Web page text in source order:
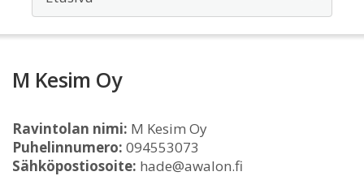
M Kesim Oy
Ravintolan nimi: M Kesim Oy
Puhelinnumero: 094553073
Sähköpostiosoite: hade@awalon.fi